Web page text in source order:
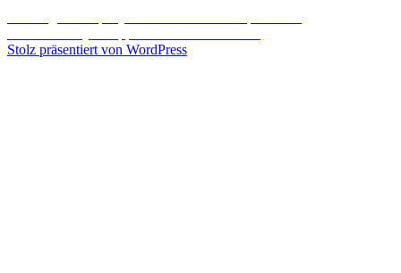
Beitragsnavigation
Beitrag:
Stolz präsentiert von WordPress